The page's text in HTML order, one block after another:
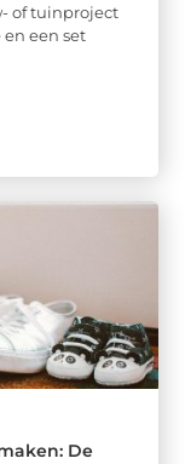
of tuinproject
een set
De